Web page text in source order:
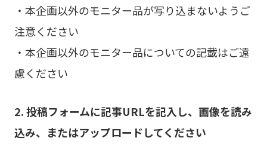
・本企画以外のモニター品が写り込まないようご
注意ください
・本企画以外のモニター品についての記載はご遠
慮ください
2.投稿フォームに記事URLを記入し、画像を読み
込み、またはアップロードしてください